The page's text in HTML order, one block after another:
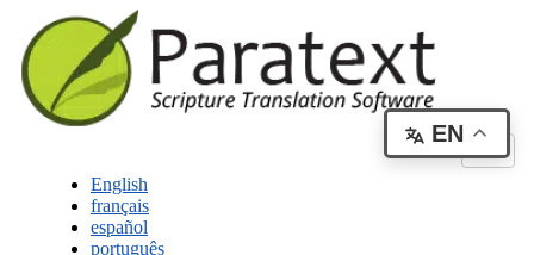
English
français
español
português
EN